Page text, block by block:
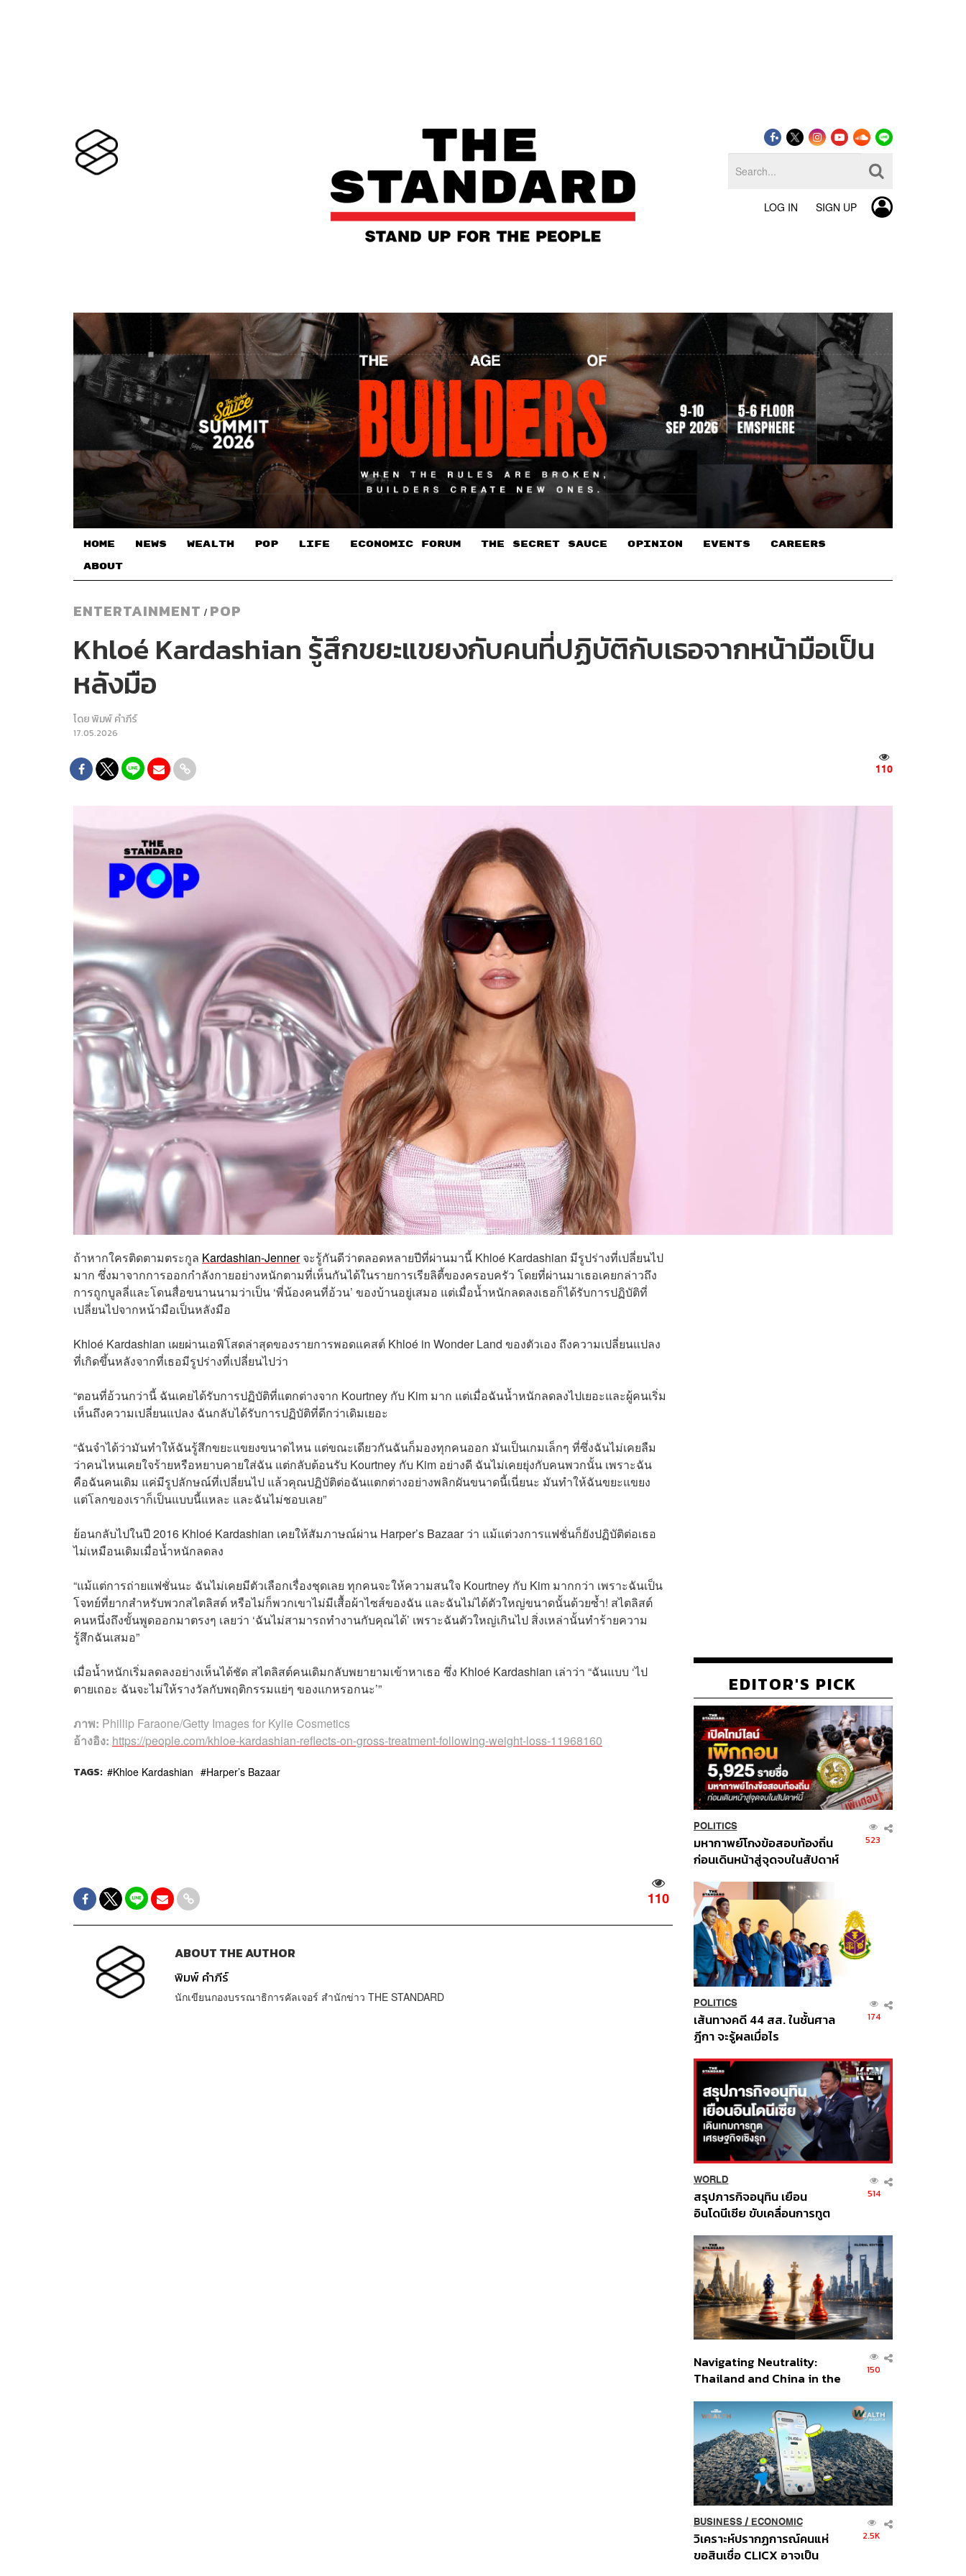
LOG IN SIGN UP
HOME NEWS WEALTH POP LIFE ECONOMIC FORUM THE SECRET SAUCE​ OPINION EVENTS CAREERS
ABOUT
ENTERTAINMENT / POP
Khloé Kardashian รู้สึกขยะแขยงกับคนที่ปฏิบัติกับเธอจากหน้ามือเป็น
หลังมือ
โดยพิมพ์ คำภีร์
17.05.2026
110
ถ้าหากใครติดตามตระกูล Kardashian-Jennerจะรู้กันดีว่าตลอดหลายปีที่ผ่านมานี้ Khloé Kardashian มีรูปร่างที่เปลี่ยนไป
มาก ซึ่งมาจากการออกกำลังกายอย่างหนักตามที่เห็นกันได้ในรายการเรียลิตี้ของครอบครัว โดยที่ผ่านมาเธอเคยกล่าวถึง
การถูกบูลลี่และโดนสื่อขนานนามว่าเป็น ‘พี่น้องคนที่อ้วน’ ของบ้านอยู่เสมอ แต่เมื่อน้ำหนักลดลงเธอก็ได้รับการปฏิบัติที่
เปลี่ยนไปจากหน้ามือเป็นหลังมือ
Khloé Kardashian เผยผ่านเอพิโสดล่าสุดของรายการพอดแคสต์ Khloé in Wonder Land ของตัวเอง ถึงความเปลี่ยนแปลง
ที่เกิดขึ้นหลังจากที่เธอมีรูปร่างที่เปลี่ยนไปว่า
“ตอนที่อ้วนกว่านี้ ฉันเคยได้รับการปฏิบัติที่แตกต่างจาก Kourtney กับ Kim มาก แต่เมื่อฉันน้ำหนักลดลงไปเยอะและผู้คนเริ่ม
เห็นถึงความเปลี่ยนแปลง ฉันกลับได้รับการปฏิบัติที่ดีกว่าเดิมเยอะ
“ฉันจำได้ว่ามันทำให้ฉันรู้สึกขยะแขยงขนาดไหน แต่ขณะเดียวกันฉันก็มองทุกคนออก มันเป็นเกมเล็กๆ ที่ซึ่งฉันไม่เคยลืม
ว่าคนไหนเคยใจร้ายหรือหยาบคายใส่ฉัน แต่กลับต้อนรับ Kourtney กับ Kim อย่างดี ฉันไม่เคยยุ่งกับคนพวกนั้น เพราะฉัน
คือฉันคนเดิม แค่มีรูปลักษณ์ที่เปลี่ยนไป แล้วคุณปฏิบัติต่อฉันแตกต่างอย่างพลิกผันขนาดนี้เนี่ยนะ มันทำให้ฉันขยะแขยง
แต่โลกของเราก็เป็นแบบนี้แหละ และฉันไม่ชอบเลย”
ย้อนกลับไปในปี 2016 Khloé Kardashian เคยให้สัมภาษณ์ผ่าน Harper’s Bazaar ว่า แม้แต่วงการแฟชั่นก็ยังปฏิบัติต่อเธอ
ไม่เหมือนเดิมเมื่อน้ำหนักลดลง
“แม้แต่การถ่ายแฟชั่นนะ ฉันไม่เคยมีตัวเลือกเรื่องชุดเลย ทุกคนจะให้ความสนใจ Kourtney กับ Kim มากกว่า เพราะฉันเป็น
โจทย์ที่ยากสำหรับพวกสไตลิสต์ หรือไม่ก็พวกเขาไม่มีเสื้อผ้าไซส์ของฉัน และฉันไม่ได้ตัวใหญ่ขนาดนั้นด้วยซ้ำ! สไตลิสต์
คนหนึ่งถึงขั้นพูดออกมาตรงๆ เลยว่า ‘ฉันไม่สามารถทำงานกับคุณได้’ เพราะฉันตัวใหญ่เกินไป สิ่งเหล่านั้นทำร้ายความ
รู้สึกฉันเสมอ”
เมื่อน้ำหนักเริ่มลดลงอย่างเห็นได้ชัด สไตลิสต์คนเดิมกลับพยายามเข้าหาเธอ ซึ่ง Khloé Kardashian เล่าว่า “ฉันแบบ ‘ไป
ตายเถอะ ฉันจะไม่ให้รางวัลกับพฤติกรรมแย่ๆ ของแกหรอกนะ’”
ภาพ: Phillip Faraone/Getty Images for Kylie Cosmetics
อ้างอิง: https://people.com/khloe-kardashian-reflects-on-gross-treatment-following-weight-loss-11968160
TAGS: Khloe Kardashian Harper’s Bazaar
110
ABOUT THE AUTHOR
พิมพ์ คำภีร์
นักเขียนกองบรรณาธิการคัลเจอร์ สำนักข่าว THE STANDARD
EDITOR'S PICK
POLITICS
มหากาพย์โกงข้อสอบท้องถิ่น
ก่อนเดินหน้าสู่จุดจบในสัปดาห์
523
POLITICS
เส้นทางคดี 44 สส. ในชั้นศาล
ฎีกา จะรู้ผลเมื่อไร
174
WORLD
สรุปภารกิจอนุทิน เยือน
อินโดนีเซีย ขับเคลื่อนการทูต
ส่วนยุทธศาสตร์ไทย –
อินโดนีเซีย
514
Navigating Neutrality:
Thailand and China in the
Order
150
BUSINESS/ ECONOMIC
วิเคราะห์ปรากฏการณ์คนแห่
ขอสินเชื่อ CLICX อาจเป็น
2.5K